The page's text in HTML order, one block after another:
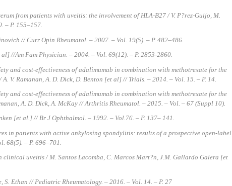
from patients with uveitis: the involvement of HLA-B27 / V. P?rez-Guijo, M.
– P. 155–157.
// Curr Opin Rheumatol. – 2007. – Vol. 19(5). – P. 482–486.
//Am Fam Physician. – 2004. – Vol. 69(12). – P. 2853-2860.
and cost-effectiveness of adalimumab in combination with methotrexate for the
Ramanan, A. D. Dick, D. Benton [et al] // Trials. – 2014. – Vol. 15. – P. 14.
and cost-effectiveness of adalimumab in combination with methotrexate for the
A. D. Dick, A. McKay // Arthritis Rheumatol. – 2015. – Vol. – 67 (Suppl 10).
[et al.] // Br J Ophthalmol. – 1992. – Vol.76. – P. 137– 141.
in patients with active ankylosing spondylitis: results of a prospective open-label
68(5). – P. 696–701.
clinical uveitis / M. Santos Lacomba, C. Marcos Mart?n, J.M. Gallardo Galera [et
Ethan // Pediatric Rheumatology. – 2016. – Vol. 14. – P. 27